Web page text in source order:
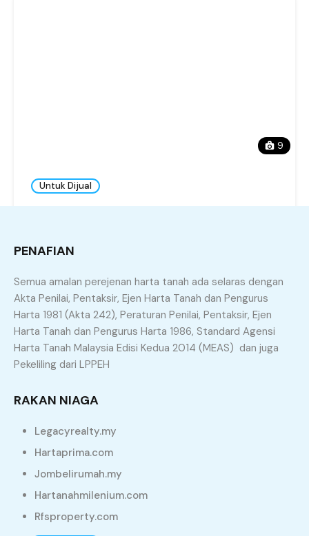
9
Untuk Dijual
Banglo Setingkat Leasehold Untuk Dijual di
Kuala Ketil, Baling, Kedah, Malaysia
4 2 4628.5
PENAFIAN
Semua amalan perejenan harta tanah ada selaras dengan
Akta Penilai, Pentaksir, Ejen Harta Tanah dan Pengurus
Harta 1981 (Akta 242), Peraturan Penilai, Pentaksir, Ejen
Harta Tanah dan Pengurus Harta 1986, Standard Agensi
Harta Tanah Malaysia Edisi Kedua 2014 (MEAS) dan juga
Pekeliling dari LPPEH
RAKAN NIAGA
Legacyrealty.my
Hartaprima.com
Jombelirumah.my
Hartanahmilenium.com
Rfsproperty.com